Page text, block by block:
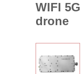
WIFI
drone